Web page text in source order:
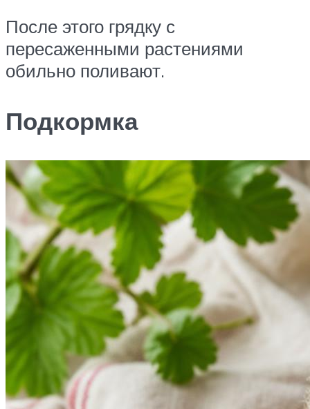
После этого грядку с
пересаженными растениями
обильно поливают.
Подкормка